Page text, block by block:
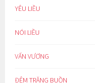
YÊU LIỀU
NÓI LIỀU
VẤN VƯƠNG
ĐÊM TRĂNG BUỒN